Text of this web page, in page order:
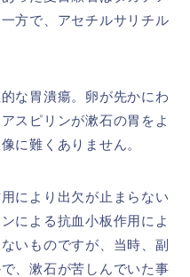
方で、アセチルサリチル
な胃潰瘍。卵が先かにわ
スピリンが漱石の胃をよ
に難くありません。
により出欠が止まらない
による抗血小板作用によ
いものですが、当時、副
、漱石が苦しんでいた事